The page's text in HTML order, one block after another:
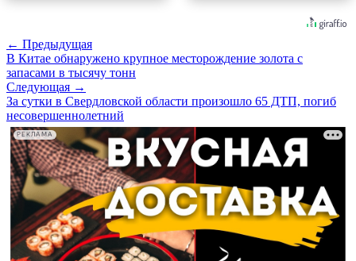
← Предыдущая
В Китае обнаружено крупное месторождение золота с
запасами в тысячу тонн
Следующая →
За сутки в Свердловской области произошло 65 ДТП, погиб
несовершеннолетний
РЕКЛАМА